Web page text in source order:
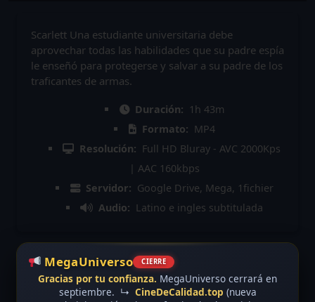
Scarlett Una estudiante universitaria debe
aprovechar todas las habilidades que su padre espía
le enseñó para protegerse y salvar a su padre de los
traficantes de armas.
Duración: 1h 43m
Formato: MP4
Resolución: Full HD Bluray - AVC 2000Kps
| AAC 160kbps
Servidor: Google Drive, Mega, 1fichier
Audio: Latino e ingles subtitulada
MegaUniverso CIERRE
Gracias por tu confianza. MegaUniverso cerrará en
septiembre. ↳ CineDeCalidad.top (nueva